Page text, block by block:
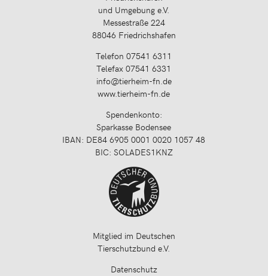
und Umgebung e.V.
Messestraße 224
88046 Friedrichshafen
Telefon 07541 6311
Telefax 07541 6331
info@tierheim-fn.de
www.tierheim-fn.de
Spendenkonto:
Sparkasse Bodensee
IBAN: DE84 6905 0001 0020 1057 48
BIC: SOLADES1KNZ
Mitglied im Deutschen
Tierschutzbund e.V.
Datenschutz